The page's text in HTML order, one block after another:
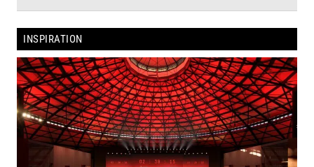
INSPIRATION